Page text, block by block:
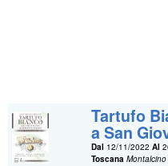
Tartufo
a San
Dal 12/11/2022Al
Toscana Montalcino